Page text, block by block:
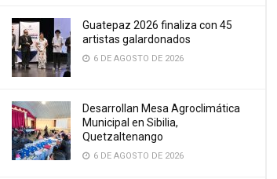
Guatepaz 2026 finaliza con 45
artistas galardonados
6 DE AGOSTO DE 2026
Desarrollan Mesa Agroclimática
Municipal en Sibilia,
Quetzaltenango
6 DE AGOSTO DE 2026